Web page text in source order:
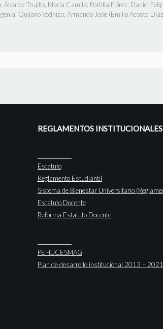
; Álvarez Trujillo, María Camila; Portilla Flórez, Daniel
; Quijano Vodniza, Armando José (Emilio Acosta Díaz
REGLAMENTOS INSTITUCIONALES
Estatuto
Reglamento Estudiantil
Sistema de Bienestar Universitario
Estatuto Docente
Reforma Estatuto Docente
PEI-IUCESMAG
Plan de desarrollo institucional 2013 – 2021